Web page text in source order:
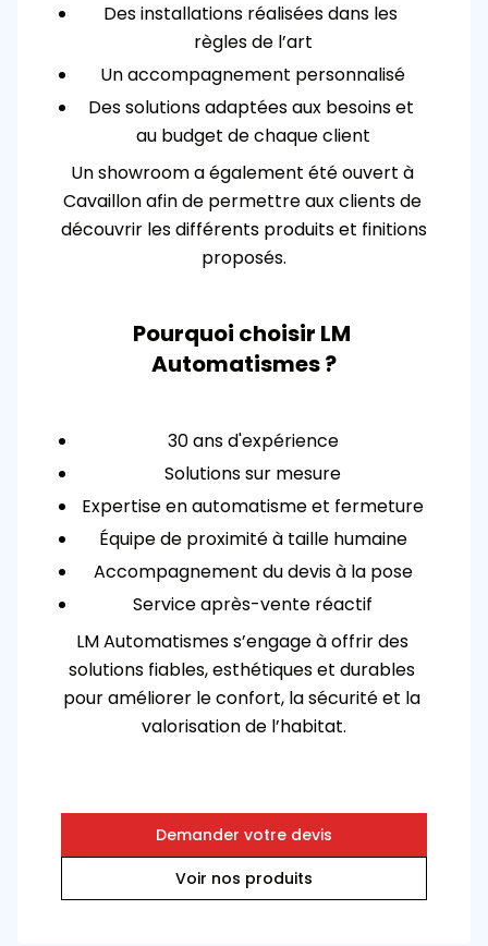
Des installations réalisées dans les
règles de l’art
Un accompagnement personnalisé
Des solutions adaptées aux besoins et
au budget de chaque client
Un showroom a également été ouvert à
Cavaillon afin de permettre aux clients de
découvrir les différents produits et finitions
proposés.
Pourquoi choisir LM
Automatismes ?
30 ans d'expérience
Solutions sur mesure
Expertise en automatisme et fermeture
Équipe de proximité à taille humaine
Accompagnement du devis à la pose
Service après-vente réactif
LM Automatismes s’engage à offrir des
solutions fiables, esthétiques et durables
pour améliorer le confort, la sécurité et la
valorisation de l’habitat.
Demander votre devis
Voir nos produits